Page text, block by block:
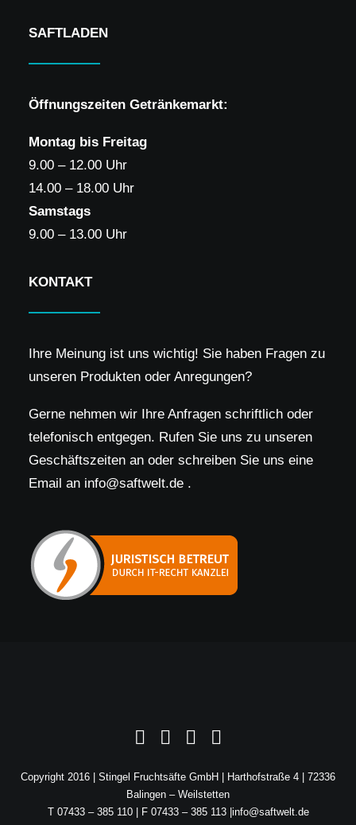
SAFTLADEN
Öffnungszeiten Getränkemarkt:
Montag bis Freitag
9.00 – 12.00 Uhr
14.00 – 18.00 Uhr
Samstags
9.00 – 13.00 Uhr
KONTAKT
Ihre Meinung ist uns wichtig! Sie haben Fragen zu
unseren Produkten oder Anregungen?
Gerne nehmen wir Ihre Anfragen schriftlich oder
telefonisch entgegen. Rufen Sie uns zu unseren
Geschäftszeiten an oder schreiben Sie uns eine
Email an info@saftwelt.de .
Copyright 2016 | Stingel Fruchtsäfte GmbH | Harthofstraße 4 | 72336
Balingen – Weilstetten
T 07433 – 385 110 | F 07433 – 385 113 | info@saftwelt.de